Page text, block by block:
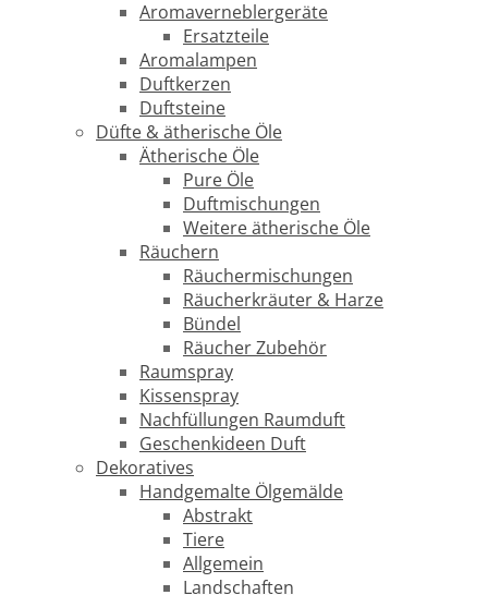
Aromaverneblergeräte
Ersatzteile
Aromalampen
Duftkerzen
Duftsteine
Düfte & ätherische Öle
Ätherische Öle
Pure Öle
Duftmischungen
Weitere ätherische Öle
Räuchern
Räuchermischungen
Räucherkräuter & Harze
Bündel
Räucher Zubehör
Raumspray
Kissenspray
Nachfüllungen Raumduft
Geschenkideen Duft
Dekoratives
Handgemalte Ölgemälde
Abstrakt
Tiere
Allgemein
Landschaften